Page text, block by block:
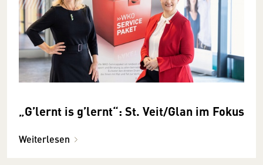
„G’lernt is g’lernt“: St. Veit/Glan im Fokus
Weiterlesen